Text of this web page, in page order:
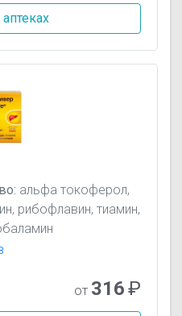
альфа токоферол,
рибофлавин, тиамин,
от 316₽